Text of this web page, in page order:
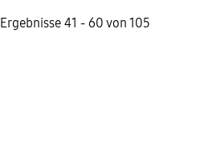
Ergebnisse 41 - 60 von 105